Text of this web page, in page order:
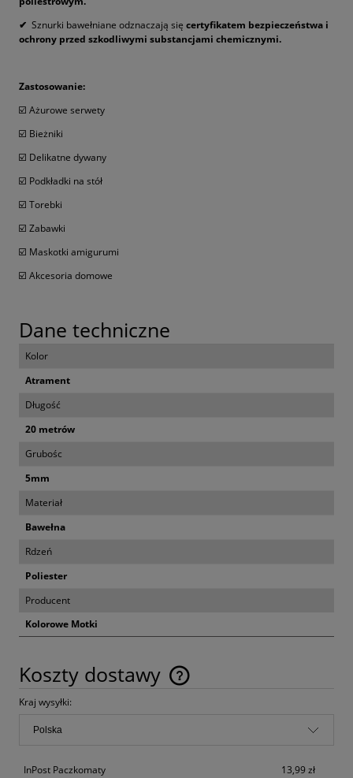
✔ Sznurki bawełniane odznaczają się certyfikatem bezpieczeństwa i
ochrony przed szkodliwymi substancjami chemicznymi.
Zastosowanie:
☑️ Ażurowe serwety
☑️ Bieżniki
☑️ Delikatne dywany
☑️ Podkładki na stół
☑️ Torebki
☑️ Zabawki
☑️ Maskotki amigurumi
☑️ Akcesoria domowe
Dane techniczne
Kolor
Atrament
Długość
20 metrów
Grubośc
5mm
Materiał
Bawełna
Rdzeń
Poliester
Producent
Kolorowe Motki
Koszty dostawy
Cena nie zawiera ewentualnych kosztów płatności
Kraj wysyłki:
InPost Paczkomaty 13,99 zł